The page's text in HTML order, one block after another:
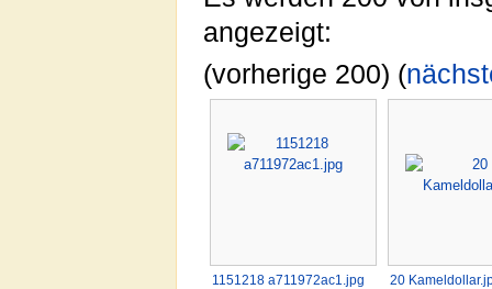
angezeigt:
(vorherige 200) (
1151218 a711972ac1.jpg
20